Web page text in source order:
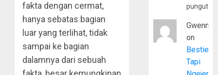
fakta dengan cermat,
hanya sebatas bagian
luar yang terlihat, tidak
sampai ke bagian
dalamnya dari sebuah
Gwenny
on
Bestie
Tapi